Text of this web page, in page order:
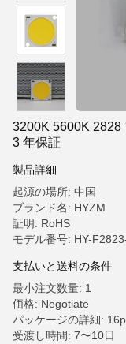
3200K 5600K 2828
3 年保証
製品詳細
起源の場所: 中国
ブランド名: HYZM
証明: RoHS
モデル番号: HY-
支払いと送料の条件
最小注文数量: 1
価格: Negotiate
パッケージの詳細:
受渡し時間: 7〜10日